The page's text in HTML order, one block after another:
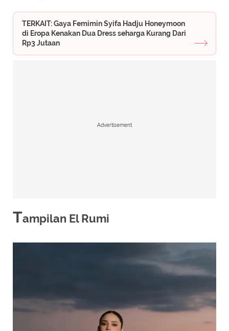
TERKAIT: Gaya Femimin Syifa Hadju Honeymoon
di Eropa Kenakan Dua Dress seharga Kurang Dari
Rp3 Jutaan
Advertisement
Tampilan El Rumi